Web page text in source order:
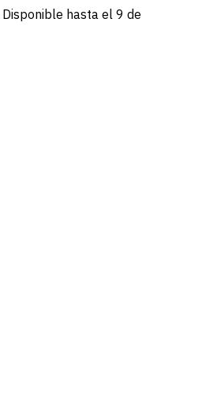
hasta el 9 de